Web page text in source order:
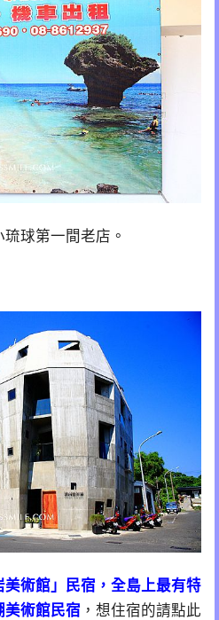
球第一間老店。
美術館」民宿 ，全島上最有特
美術館民宿 ，想住宿的請點此